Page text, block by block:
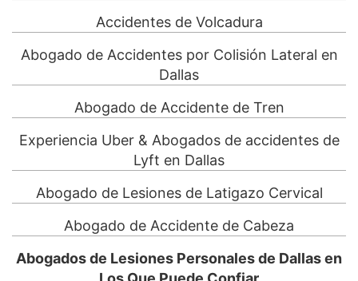
Accidentes de Volcadura
Abogado de Accidentes por Colisión Lateral en
Dallas
Abogado de Accidente de Tren
Experiencia Uber & Abogados de accidentes de
Lyft en Dallas
Abogado de Lesiones de Latigazo Cervical
Abogado de Accidente de Cabeza
Abogados de Lesiones Personales de Dallas en